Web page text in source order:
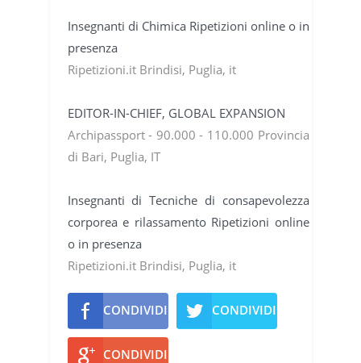
Insegnanti di Chimica Ripetizioni online o in
presenza
Ripetizioni.it Brindisi, Puglia, it
EDITOR-IN-CHIEF, GLOBAL EXPANSION
Archipassport - 90.000 - 110.000 Provincia
di Bari, Puglia, IT
Insegnanti di Tecniche di consapevolezza
corporea e rilassamento Ripetizioni online
o in presenza
Ripetizioni.it Brindisi, Puglia, it
CONDIVIDI CONDIVIDI
CONDIVIDI